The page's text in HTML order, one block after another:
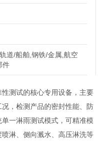
道/船舶,钢铁/金属,航空
件
测试的核心专用设备，主要
，检测产品的密封性能、防
一淋雨测试模式，可精准模
淋、侧向溅水、高压淋洗等